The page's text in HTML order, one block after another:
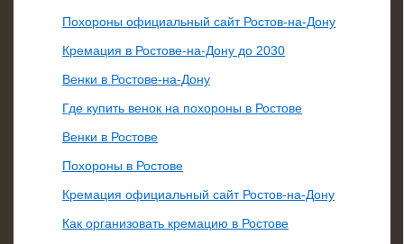
Похороны официальный сайт Ростов-на-Дону
Кремация в Ростове-на-Дону до 2030
Венки в Ростове-на-Дону
Где купить венок на похороны в Ростове
Венки в Ростове
Похороны в Ростове
Кремация официальный сайт Ростов-на-Дону
Как организовать кремацию в Ростове